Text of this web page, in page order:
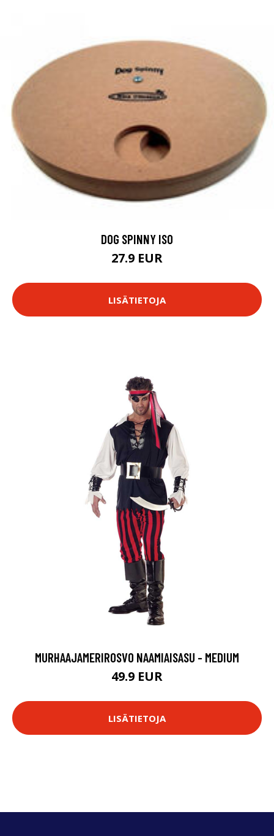
DOG SPINNY ISO
27.9 EUR
LISÄTIETOJA
MURHAAJAMERIROSVO NAAMIAISASU - MEDIUM
49.9 EUR
LISÄTIETOJA